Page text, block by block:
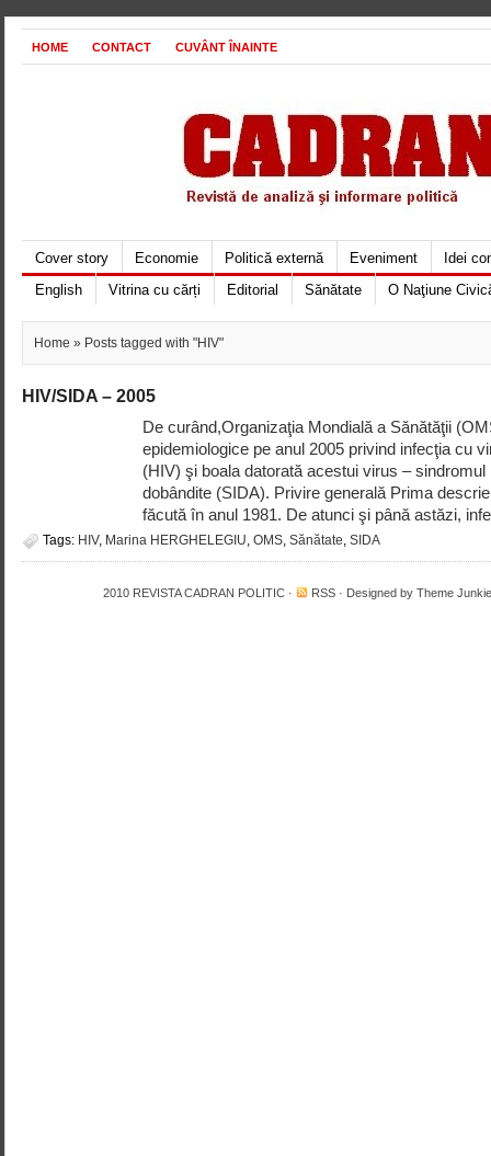
HOME CONTACT CUVÂNT ÎNAINTE
Cover story Economie Politică externă Eveniment
Idei
English
Vitrina cu cărți Editorial Sănătate O Naţiune
Home » Posts tagged with "HIV"
HIV/SIDA – 2005
De curând,Organizaţia Mondială a Sănătăţii
epidemiologice pe anul 2005 privind infecţia cu
(HIV) şi boala datorată acestui virus –
dobândite (SIDA). Privire generală Prima
făcută în anul 1981. De atunci şi până astăzi,
Tags: HIV, Marina HERGHELEGIU, OMS, Sănătate, SIDA
2010 REVISTA CADRAN POLITIC · RSS · Designed by Theme Junkie